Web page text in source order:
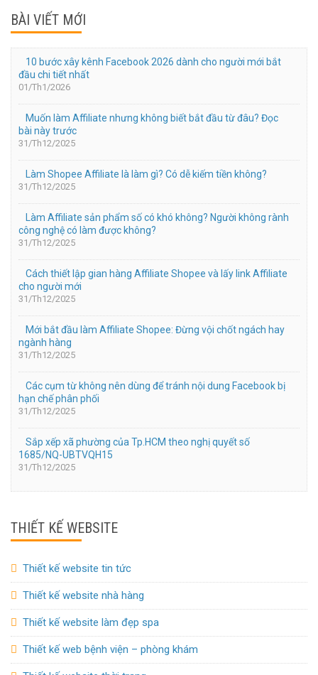
BÀI VIẾT MỚI
10 bước xây kênh Facebook 2026 dành cho người mới bắt
đầu chi tiết nhất
01/Th1/2026
Muốn làm Affiliate nhưng không biết bắt đầu từ đâu? Đọc
bài này trước
31/Th12/2025
Làm Shopee Affiliate là làm gì? Có dễ kiếm tiền không?
31/Th12/2025
Làm Affiliate sản phẩm số có khó không? Người không rành
công nghệ có làm được không?
31/Th12/2025
Cách thiết lập gian hàng Affiliate Shopee và lấy link Affiliate
cho người mới
31/Th12/2025
Mới bắt đầu làm Affiliate Shopee: Đừng vội chốt ngách hay
ngành hàng
31/Th12/2025
Các cụm từ không nên dùng để tránh nội dung Facebook bị
hạn chế phân phối
31/Th12/2025
Sắp xếp xã phường của Tp.HCM theo nghị quyết số
1685/NQ-UBTVQH15
31/Th12/2025
THIẾT KẾ WEBSITE
Thiết kế website tin tức
Thiết kế website nhà hàng
Thiết kế website làm đẹp spa
Thiết kế web bệnh viện – phòng khám